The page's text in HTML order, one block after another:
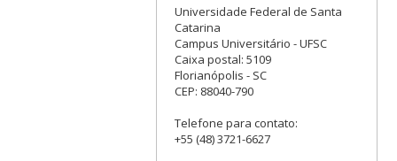
Universidade Federal de Santa
Catarina
Campus Universitário - UFSC
Caixa postal: 5109
Florianópolis - SC
CEP: 88040-790
Telefone para contato:
+55 (48) 3721-6627